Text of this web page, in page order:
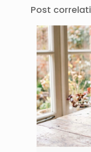
Post correlati